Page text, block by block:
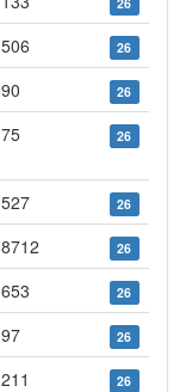
506 26
90 26
75 26
527 26
8712 26
653 26
97 26
211 26